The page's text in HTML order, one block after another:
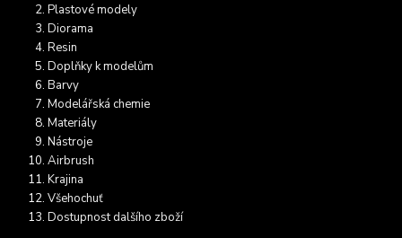
Plastové modely
Diorama
Resin
Doplňky k modelům
Barvy
Modelářská chemie
Materiály
Nástroje
Airbrush
Krajina
Všehochuť
Dostupnost dalšího zboží